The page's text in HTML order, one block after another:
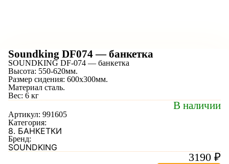
Soundking DF074 — банкетка
3190 ₽
SOUNDKING DF-074 — банкетка
Высота: 550-620мм.
Размер сидения: 600х300мм.
Материал сталь.
Вес: 6 кг
В наличии
Артикул: 991605
Категория:
8. БАНКЕТКИ
Бренд:
SOUNDKING